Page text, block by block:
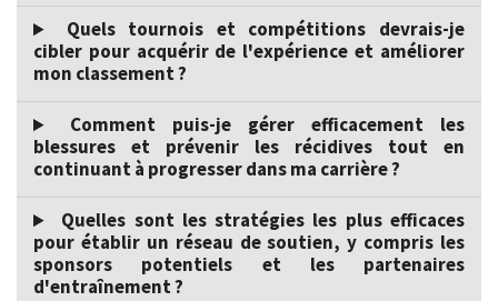
Quels tournois et compétitions devrais-je
cibler pour acquérir de l'expérience et améliorer
mon classement ?
Comment puis-je gérer efficacement les
blessures et prévenir les récidives tout en
continuant à progresser dans ma carrière ?
Quelles sont les stratégies les plus efficaces
pour établir un réseau de soutien, y compris les
sponsors potentiels et les partenaires
d'entraînement ?